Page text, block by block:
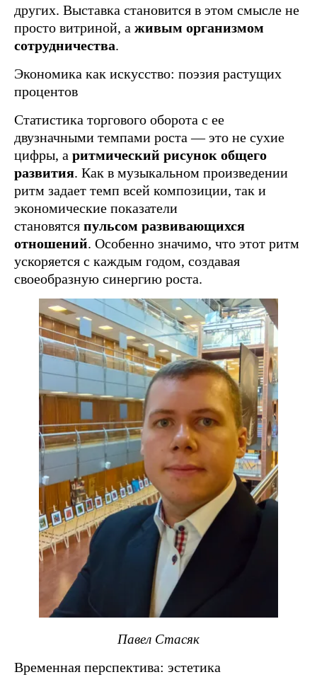
других. Выставка становится в этом смысле не
просто витриной, а живым организмом
сотрудничества.
Экономика как искусство: поэзия растущих
процентов
Статистика торгового оборота с ее
двузначными темпами роста — это не сухие
цифры, а ритмический рисунок общего
развития. Как в музыкальном произведении
ритм задает темп всей композиции, так и
экономические показатели
становятся пульсом развивающихся
отношений. Особенно значимо, что этот ритм
ускоряется с каждым годом, создавая
своеобразную синергию роста.
Павел Стасяк
Временная перспектива: эстетика